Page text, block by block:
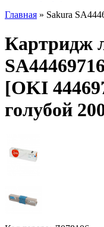
Главная » Sakura
Картридж
[OKI
голубой